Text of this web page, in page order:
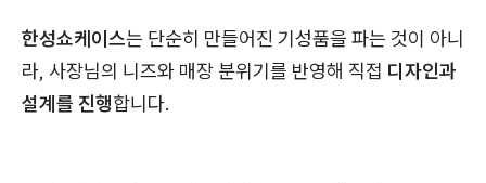
한성쇼케이스는 단순히 만들어진 기성품을 파는 것이 아니
라, 사장님의 니즈와 매장 분위기를 반영해 직접 디자인과
설계를 진행합니다.